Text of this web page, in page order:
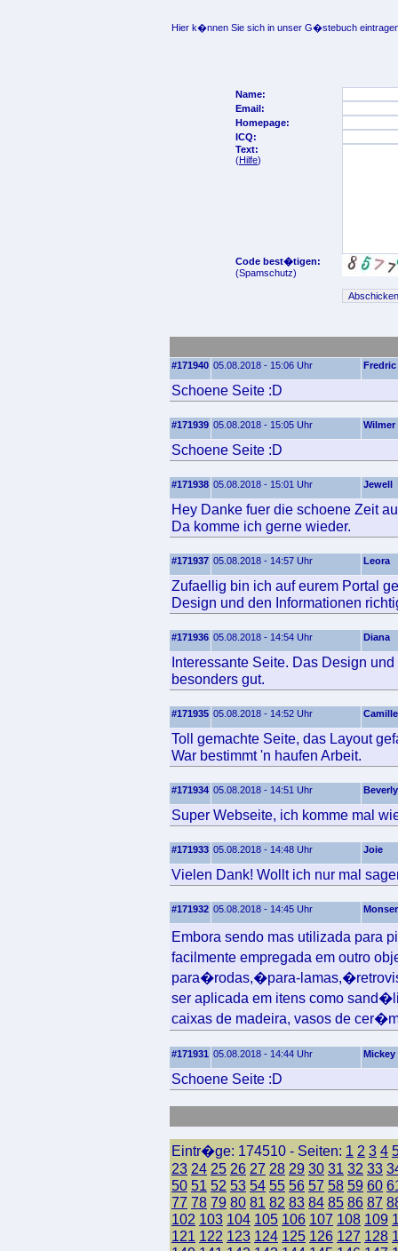
Hier k�nnen Sie sich in unser G�stebuch
Name:
Email:
Homepage:
ICQ:
Text:
(Hilfe)
Code best�tigen:
(Spamschutz)
#171940 05.08.2018 - 15:06 Uhr Fredric
Schoene Seite :D
#171939 05.08.2018 - 15:05 Uhr Wilmer
Schoene Seite :D
#171938 05.08.2018 - 15:01 Uhr Jewell
Hey Danke fuer die schoene Zeit
Da komme ich gerne wieder.
#171937 05.08.2018 - 14:57 Uhr Leora
Zufaellig bin ich auf eurem Portal
Design und den Informationen
#171936 05.08.2018 - 14:54 Uhr Diana
Interessante Seite. Das Design
besonders gut.
#171935 05.08.2018 - 14:52 Uhr Camille
Toll gemachte Seite, das Layout
War bestimmt 'n haufen Arbeit.
#171934 05.08.2018 - 14:51 Uhr Beverly
Super Webseite, ich komme mal
#171933 05.08.2018 - 14:48 Uhr Joie
Vielen Dank! Wollt ich nur mal
#171932 05.08.2018 - 14:45 Uhr
Embora sendo mas utilizada
facilmente empregada em outro
para�rodas,�para-
ser aplicada em itens como
caixas de madeira, vasos de
#171931 05.08.2018 - 14:44 Uhr Mickey
Schoene Seite :D
Eintr�ge: 174510 - Seiten: 1 2 3 4
23 24 25 26 27 28 29 30 31 32 33
50 51 52 53 54 55 56 57 58 59 60
77 78 79 80 81 82 83 84 85 86 87
102 103 104 105 106 107 108 109
121 122 123 124 125 126 127 128